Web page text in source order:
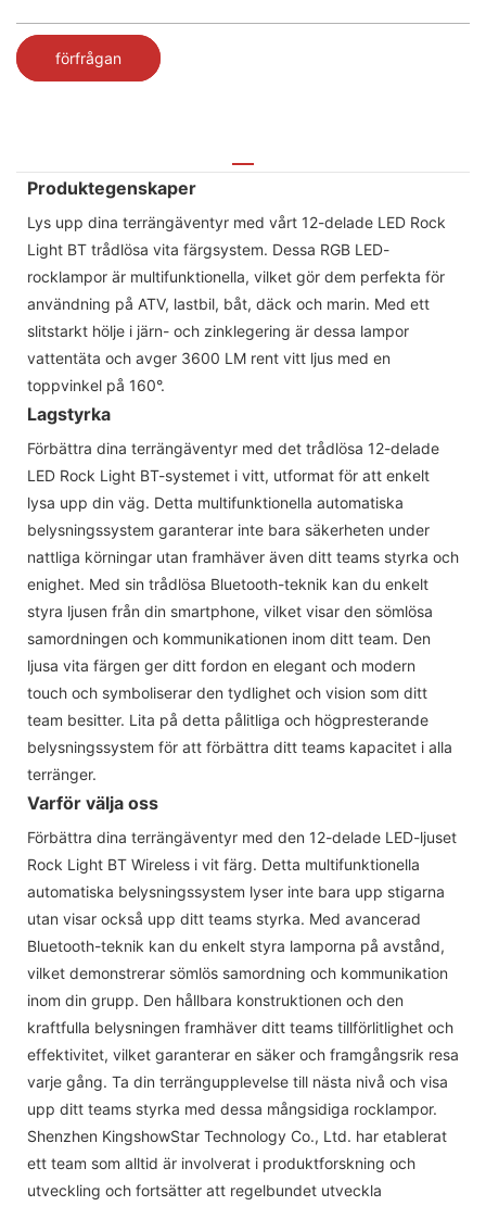
förfrågan
Produktegenskaper
Lys upp dina terrängäventyr med vårt 12-delade LED Rock
Light BT trådlösa vita färgsystem. Dessa RGB LED-
rocklampor är multifunktionella, vilket gör dem perfekta för
användning på ATV, lastbil, båt, däck och marin. Med ett
slitstarkt hölje i järn- och zinklegering är dessa lampor
vattentäta och avger 3600 LM rent vitt ljus med en
toppvinkel på 160°.
Lagstyrka
Förbättra dina terrängäventyr med det trådlösa 12-delade
LED Rock Light BT-systemet i vitt, utformat för att enkelt
lysa upp din väg. Detta multifunktionella automatiska
belysningssystem garanterar inte bara säkerheten under
nattliga körningar utan framhäver även ditt teams styrka och
enighet. Med sin trådlösa Bluetooth-teknik kan du enkelt
styra ljusen från din smartphone, vilket visar den sömlösa
samordningen och kommunikationen inom ditt team. Den
ljusa vita färgen ger ditt fordon en elegant och modern
touch och symboliserar den tydlighet och vision som ditt
team besitter. Lita på detta pålitliga och högpresterande
belysningssystem för att förbättra ditt teams kapacitet i alla
terränger.
Varför välja oss
Förbättra dina terrängäventyr med den 12-delade LED-ljuset
Rock Light BT Wireless i vit färg. Detta multifunktionella
automatiska belysningssystem lyser inte bara upp stigarna
utan visar också upp ditt teams styrka. Med avancerad
Bluetooth-teknik kan du enkelt styra lamporna på avstånd,
vilket demonstrerar sömlös samordning och kommunikation
inom din grupp. Den hållbara konstruktionen och den
kraftfulla belysningen framhäver ditt teams tillförlitlighet och
effektivitet, vilket garanterar en säker och framgångsrik resa
varje gång. Ta din terrängupplevelse till nästa nivå och visa
upp ditt teams styrka med dessa mångsidiga rocklampor.
Shenzhen KingshowStar Technology Co., Ltd. har etablerat
ett team som alltid är involverat i produktforskning och
utveckling och fortsätter att regelbundet utveckla